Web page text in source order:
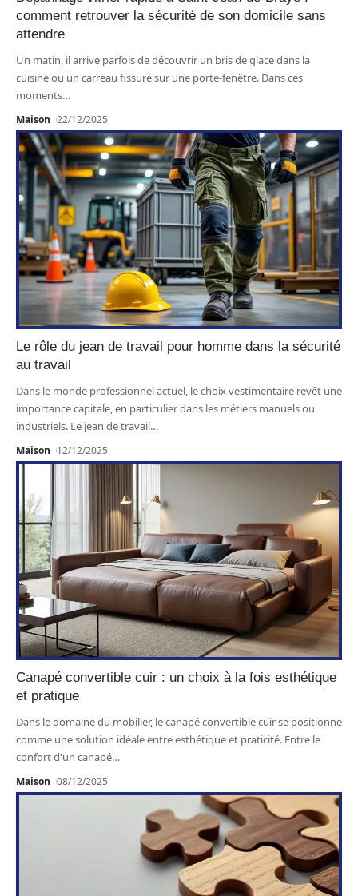
comment retrouver la sécurité de son domicile sans
attendre
Un matin, il arrive parfois de découvrir un bris de glace dans la
cuisine ou un carreau fissuré sur une porte-fenêtre. Dans ces
moments…
Maison 22/12/2025
Le rôle du jean de travail pour homme dans la sécurité
au travail
Dans le monde professionnel actuel, le choix vestimentaire revêt une
importance capitale, en particulier dans les métiers manuels ou
industriels. Le jean de travail…
Maison 12/12/2025
Canapé convertible cuir : un choix à la fois esthétique
et pratique
Dans le domaine du mobilier, le canapé convertible cuir se positionne
comme une solution idéale entre esthétique et praticité. Entre le
confort d'un canapé…
Maison 08/12/2025